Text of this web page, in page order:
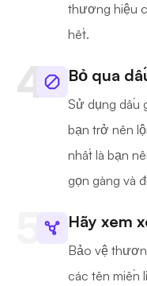
thương hiệu
hết.
Bỏ qua
Sử dụng dấu
bạn trở nên
nhất là bạn
gọn gàng và
Hãy xem
Bảo vệ
các tên miền